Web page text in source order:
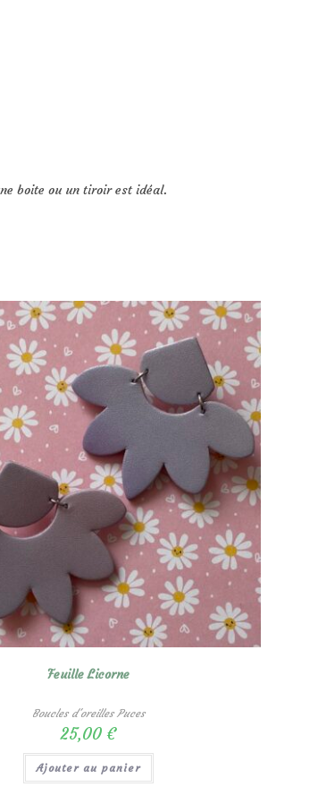
boite ou un tiroir est idéal.
Feuille Licorne
Boucles d'oreilles Puces
25,00 €
Ajouter au panier